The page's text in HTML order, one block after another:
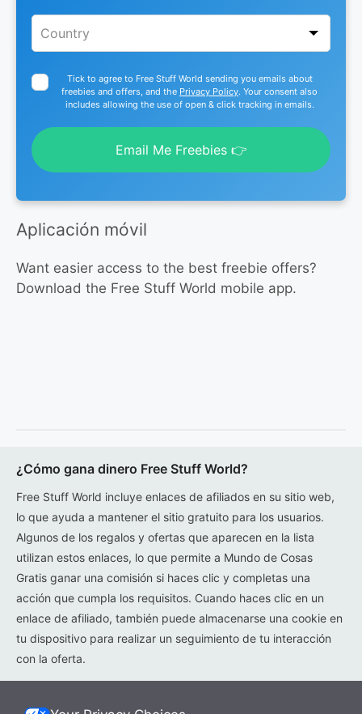
Tick to agree to Free Stuff World sending you emails about
freebies and offers, and the Privacy Policy. Your consent also
includes allowing the use of open & click tracking in emails.
Email Me Freebies 👉
Aplicación móvil
Want easier access to the best freebie offers?
Download the Free Stuff World mobile app.
¿Cómo gana dinero Free Stuff World?
Free Stuff World incluye enlaces de afiliados en su sitio web,
lo que ayuda a mantener el sitio gratuito para los usuarios.
Algunos de los regalos y ofertas que aparecen en la lista
utilizan estos enlaces, lo que permite a Mundo de Cosas
Gratis ganar una comisión si haces clic y completas una
acción que cumpla los requisitos. Cuando haces clic en un
enlace de afiliado, también puede almacenarse una cookie en
tu dispositivo para realizar un seguimiento de tu interacción
con la oferta.